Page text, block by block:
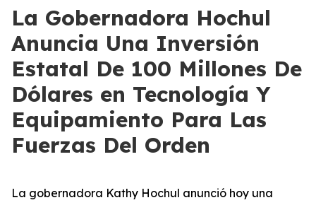
La Gobernadora Hochul
Anuncia Una Inversión
Estatal De 100 Millones De
Dólares en Tecnología Y
Equipamiento Para Las
Fuerzas Del Orden
La gobernadora Kathy Hochul anunció hoy una